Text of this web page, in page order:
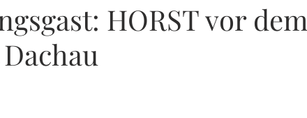
HORST vor dem